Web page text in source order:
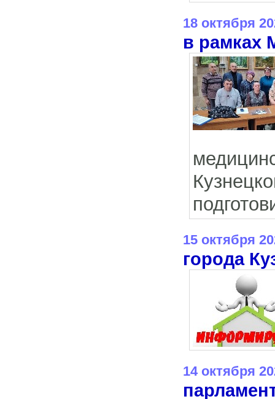
18 октября
в рамках
15 октября
города
14 октября